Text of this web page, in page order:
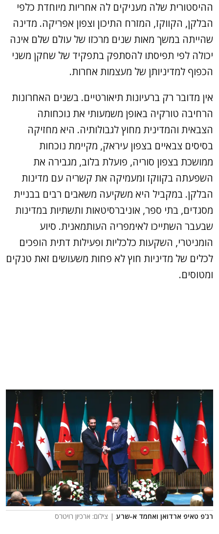
ההיסטורית שלה מעניקים לה אחריות מיוחדת כלפי
הבלקן, הקווקז, המזרח התיכון וצפון אפריקה. מדינה
שהייתה במשך מאות שנים מרכזו של עולם שלם אינה
יכולה לפי תפיסתו להסתפק בתפקיד של שחקן משני
הכפוף למדיניותן של מעצמות אחרות.
אין מדובר רק ברעיונות תיאורטיים. בשנים האחרונות
הרחיבה טורקיה באופן משמעותי את נוכחותה
הצבאית והמדינית מחוץ לגבולותיה. היא מחזיקה
בסיסים צבאיים בצפון עיראק, מקיימת נוכחות
ממושכת בצפון סוריה, פועלת בלוב, מגבירה את
השפעתה בקווקז ומעמיקה את קשריה עם מדינות
הבלקן. במקביל היא משקיעה משאבים רבים בבניית
מסגדים, בתי ספר, אוניברסיטאות ותשתיות במדינות
שבעבר השתייכו לאימפריה העותמאנית. סיוע
הומניטרי, השקעות כלכליות ופעילות דתית הופכים
לכלים של מדיניות חוץ לא פחות משעושים זאת טנקים
ומטוסים.
רג'פ טאיפ ארדואן ואחמד א-שרע | צילום: ארכיון רויטרס